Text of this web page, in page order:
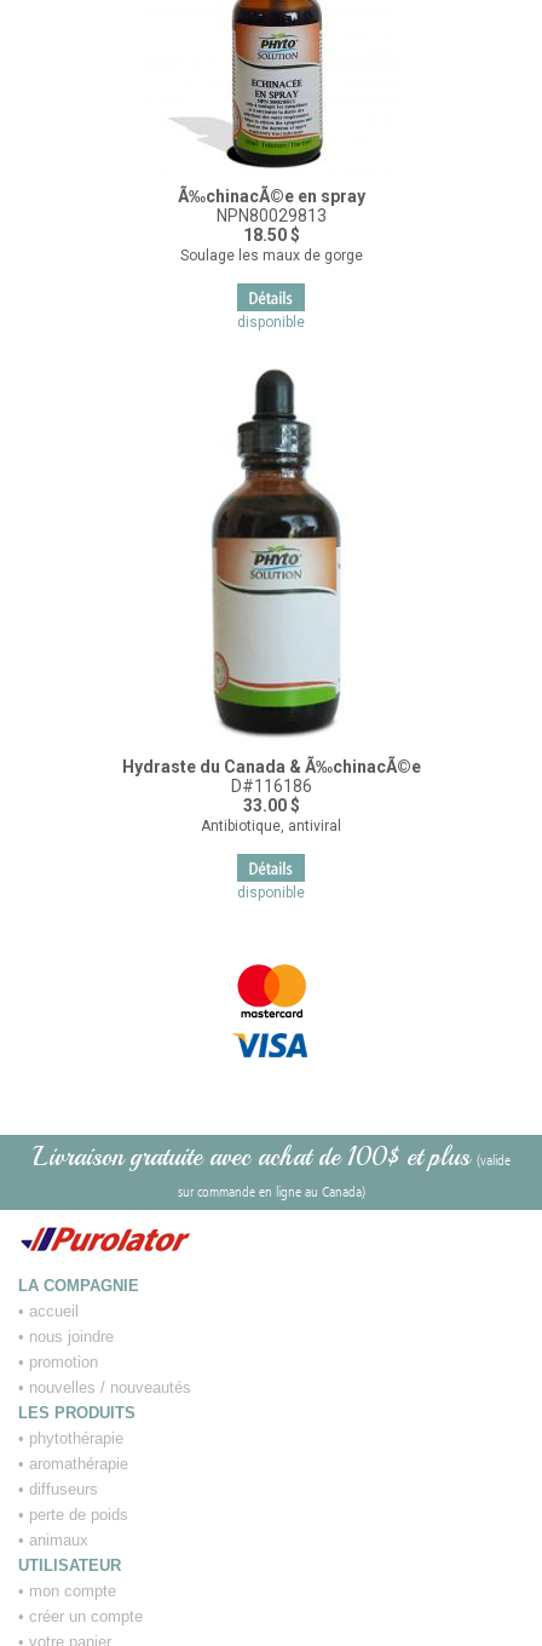
Ã‰chinacÃ©e en spray
NPN80029813
18.50 $
Soulage les maux de gorge
disponible
Hydraste du Canada & Ã‰chinacÃ©e
D#116186
33.00 $
Antibiotique, antiviral
disponible
Livraison gratuite avec achat de 100$ et plus (valide
sur commande en ligne au Canada)
LA COMPAGNIE
• accueil
• nous joindre
• promotion
• nouvelles / nouveautés
LES PRODUITS
• phytothérapie
• aromathérapie
• diffuseurs
• perte de poids
• animaux
UTILISATEUR
• mon compte
• créer un compte
• votre panier